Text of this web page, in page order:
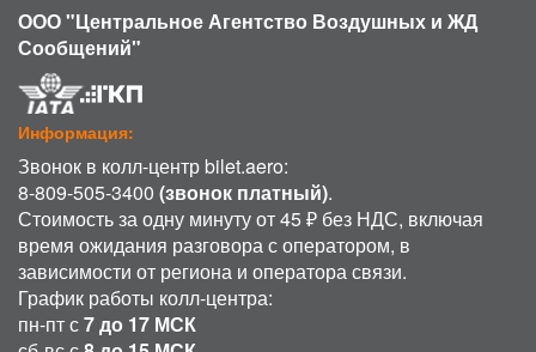
ООО "Центральное Агентство Воздушных и ЖД
Сообщений"
Информация:
Звонок в колл-центр bilet.aero:
8-809-505-3400 (звонок платный).
Стоимость за одну минуту от 45 ₽ без НДС, включая
время ожидания разговора с оператором, в
зависимости от региона и оператора связи.
График работы колл-центра:
пн-пт с7 до 17 МСК